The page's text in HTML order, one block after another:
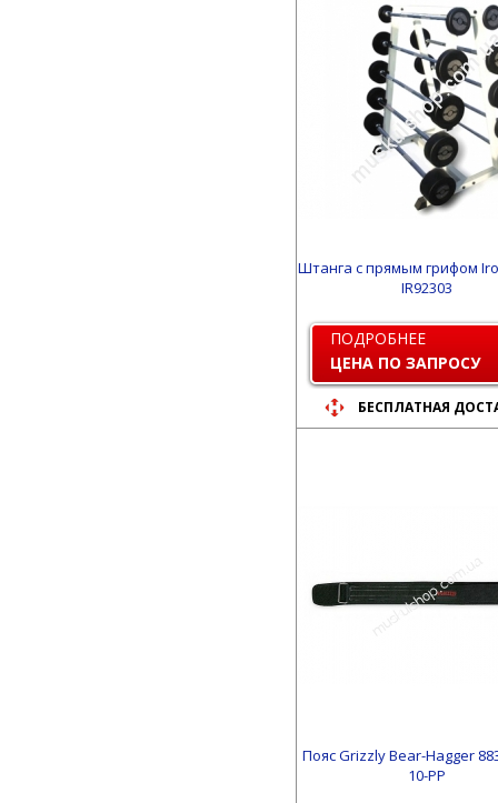
Штанга с прямым грифом
IR92303
ПОДРОБНЕЕ
ЦЕНА ПО ЗАПРОСУ
БЕСПЛАТНАЯ
Пояс Grizzly Bear-Hagger
10-PP